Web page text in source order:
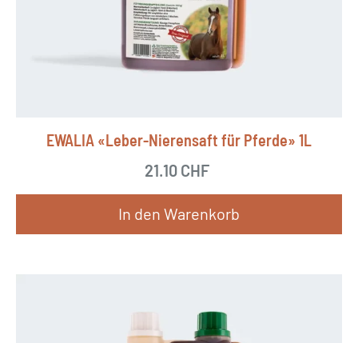
EWALIA «Leber-Nierensaft für Pferde» 1L
21.10 CHF
In den Warenkorb